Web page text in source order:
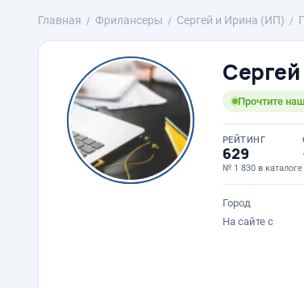
Главная Фрилансеры Сергей и Ирина (ИП)
Прочтите
РЕЙТИНГ
629
№ 1 830 в каталоге
Город
На сайте с